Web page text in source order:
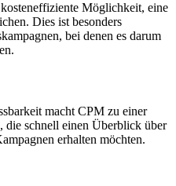
Möglichkeit, eine
Dies ist besonders
bei denen es darum
macht CPM zu einer
die schnell einen Überblick über
erhalten möchten.